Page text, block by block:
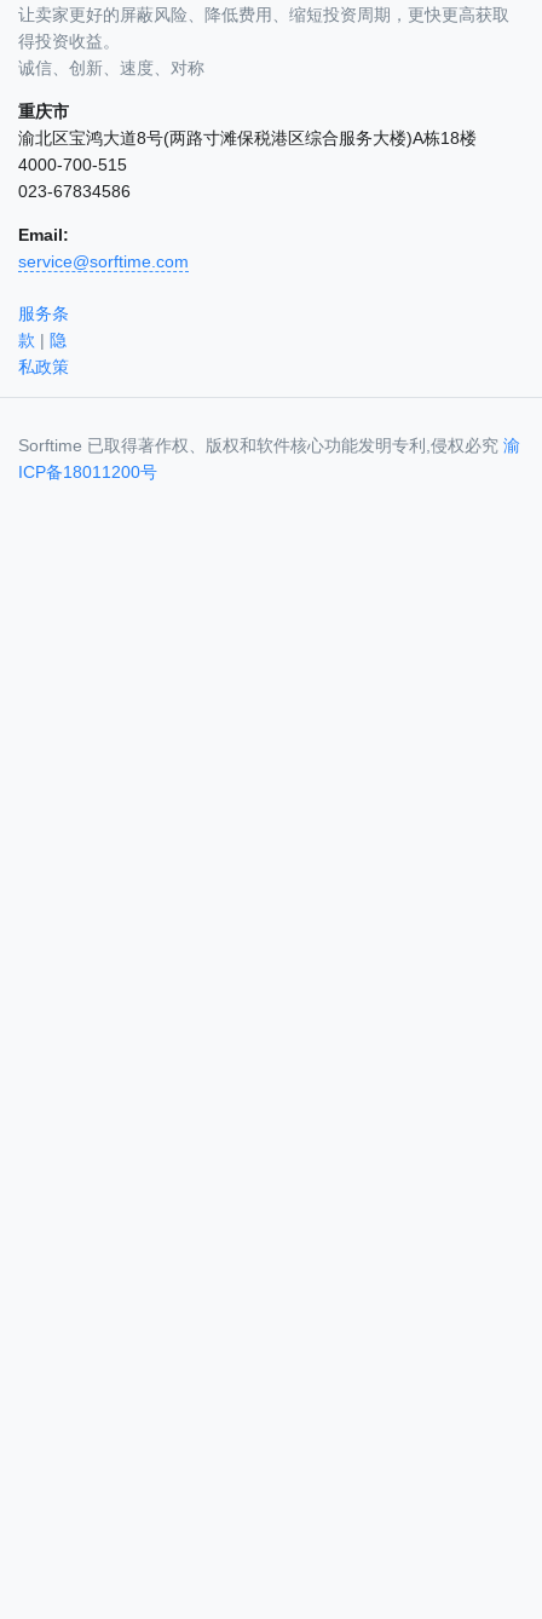
让卖家更好的屏蔽风险、降低费用、缩短投资周期，更快更高获取
得投资收益。
诚信、创新、速度、对称
重庆市
渝北区宝鸿大道8号(两路寸滩保税港区综合服务大楼)A栋18楼
4000-700-515
023-67834586
Email:
service@sorftime.com
服务条
款 | 隐
私政策
Sorftime 已取得著作权、版权和软件核心功能发明专利,侵权必究 渝
ICP备18011200号